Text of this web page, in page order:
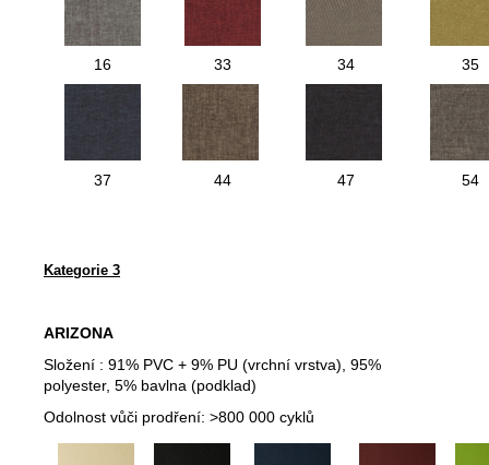
16 33 34 35
37 44 47 54
Kategorie 3
ARIZONA
Složení : 91% PVC + 9% PU (vrchní vrstva), 95%
polyester, 5% bavlna (podklad)
Odolnost vůči prodření: >800 000 cyklů